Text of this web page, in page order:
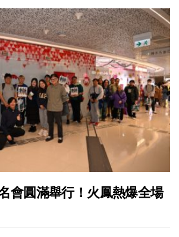
會圓滿舉行！火鳳熱爆全場